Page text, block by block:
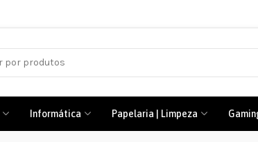
Informática Papelaria | Limpeza